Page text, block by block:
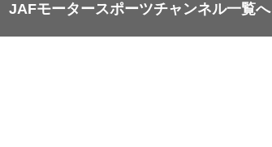
JAFモータースポーツチャンネル一覧へ